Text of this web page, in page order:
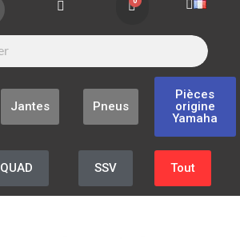
Pièces
origine
Yamaha
Pneus
Jantes
Tout
SSV
QUAD